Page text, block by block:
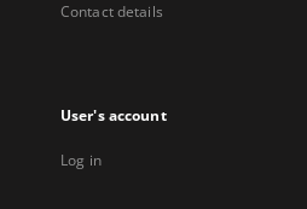
Contact details
User's account
Log in